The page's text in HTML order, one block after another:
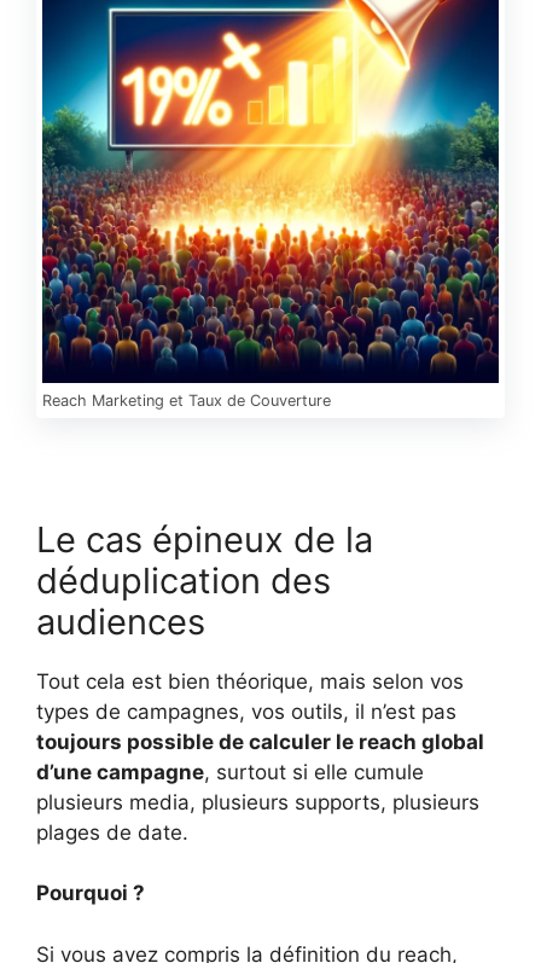
Reach Marketing et Taux de Couverture
Le cas épineux de la
déduplication des
audiences
Tout cela est bien théorique, mais selon vos
types de campagnes, vos outils, il n’est pas
toujours possible de calculer le reach global
d’une campagne, surtout si elle cumule
plusieurs media, plusieurs supports, plusieurs
plages de date.
Pourquoi ?
Si vous avez compris la définition du reach,